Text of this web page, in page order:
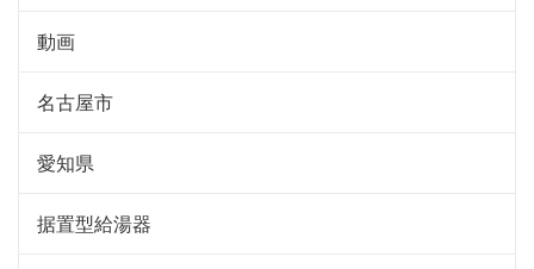
動画
名古屋市
愛知県
据置型給湯器